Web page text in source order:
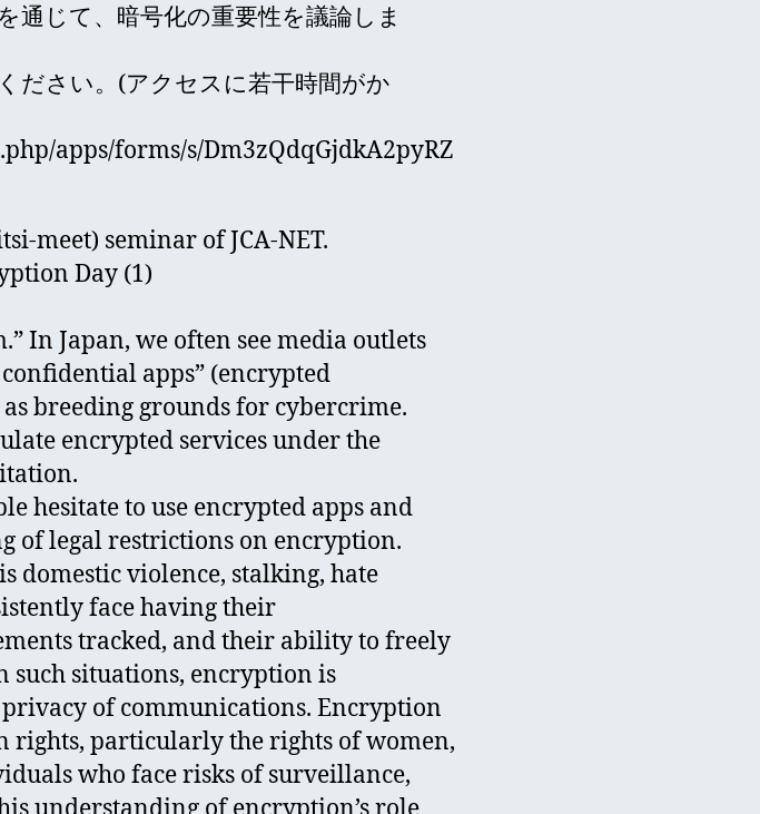
通じて、暗号化の重要性を議論しま
ださい。(アクセスに若干時間がか
apps/forms/s/Dm3zQdqGjdkA2pyRZ
meet) seminar of JCA-NET.
Day (1)
In Japan, we often see media outlets
apps” (encrypted
breeding grounds for cybercrime.
encrypted services under the
hesitate to use encrypted apps and
of legal restrictions on encryption.
domestic violence, stalking, hate
face having their
tracked, and their ability to freely
such situations, encryption is
of communications. Encryption
rights, particularly the rights of women,
who face risks of surveillance,